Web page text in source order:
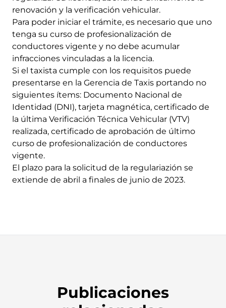
renovación y la verificación vehicular.
Para poder iniciar el trámite, es necesario que uno
tenga su curso de profesionalización de
conductores vigente y no debe acumular
infracciones vinculadas a la licencia.
Si el taxista cumple con los requisitos puede
presentarse en la Gerencia de Taxis portando no
siguientes ítems: Documento Nacional de
Identidad (DNI), tarjeta magnética, certificado de
la última Verificación Técnica Vehicular (VTV)
realizada, certificado de aprobación de último
curso de profesionalización de conductores
vigente.
El plazo para la solicitud de la regulariazión se
extiende de abril a finales de junio de 2023.
Publicaciones